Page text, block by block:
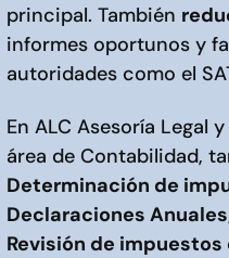
principal. También
informes oportunos y
autoridades como el
En ALC Asesoría Legal
área de Contabilidad,
Determinación de
Declaraciones
Revisión de